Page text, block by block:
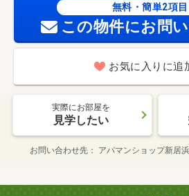
無料・簡単2項目
この物件にお問
お気に入りに追
実際にお部屋を
見学したい
お問い合わせ先 アパマンショップ新居